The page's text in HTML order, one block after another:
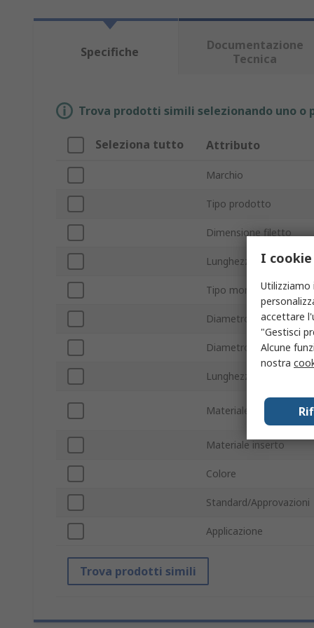
Specifiche
Documentazione
Tecnica
Trova prodotti simili selezionando uno
Seleziona tutto Attributo
Marchio
Tipo prodotto
Dimensione filetto
Lunghezza filettatura
Tipo montaggio
Diametro manopola
Diametro foro
Lunghezza foro
Materiale corpo
Materiale inserto
Colore
Standard/Approvazioni
Applicazione
Trova prodotti simili
I
accettare
"Gestisci
Alcune
nostra